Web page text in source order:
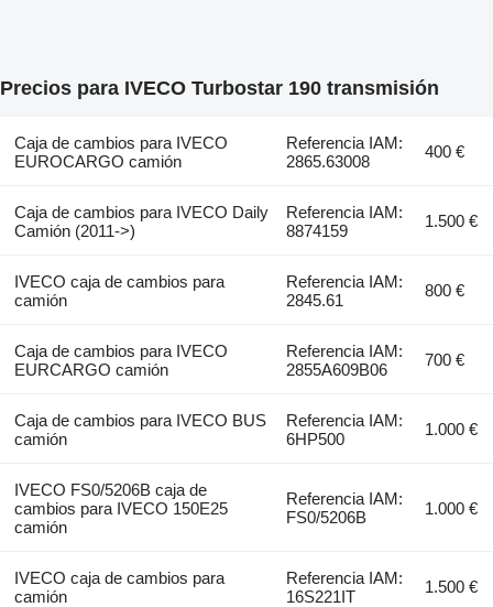
Precios para IVECO Turbostar 190 transmisión
Caja de cambios para IVECO
EUROCARGO camión
Referencia IAM:
2865.63008
400 €
Caja de cambios para IVECO Daily
Camión (2011->)
Referencia IAM:
8874159
1.500 €
IVECO caja de cambios para
camión
Referencia IAM:
2845.61
800 €
Caja de cambios para IVECO
EURCARGO camión
Referencia IAM:
2855A609B06
700 €
Caja de cambios para IVECO BUS
camión
Referencia IAM:
6HP500
1.000 €
IVECO FS0/5206B caja de
cambios para IVECO 150E25
camión
Referencia IAM:
FS0/5206B
1.000 €
IVECO caja de cambios para
camión
Referencia IAM:
16S221IT
1.500 €